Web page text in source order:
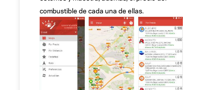
combustible de cada una de ellas.